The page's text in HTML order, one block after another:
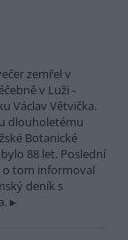
zemřel v
v Luži -
Václav Větvička.
dlouholetému
Botanické
88 let. Poslední
o tom informoval
deník s